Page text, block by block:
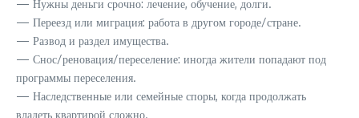
— Нужны деньги срочно: лечение, обучение, долги.
— Переезд или миграция: работа в другом городе/стране.
— Развод и раздел имущества.
— Снос/реновация/переселение: иногда жители попадают под
программы переселения.
— Наследственные или семейные споры, когда продолжать
владеть квартирой сложно.